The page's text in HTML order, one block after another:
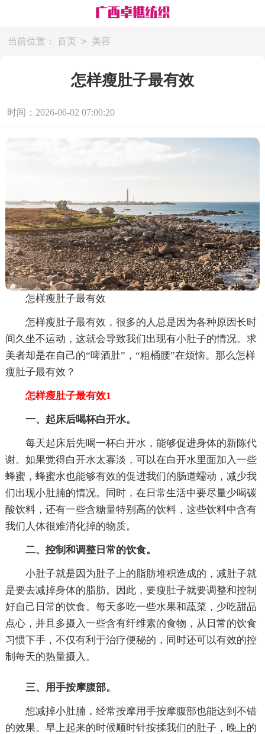
当前位置： 首页 > 美容
怎样瘦肚子最有效
时间：2026-06-02 07:00:20
怎样瘦肚子最有效
怎样瘦肚子最有效，很多的人总是因为各种原因长时
间久坐不运动，这就会导致我们出现有小肚子的情况。求
美者却是在自己的“啤酒肚”，“粗桶腰”在烦恼。那么怎样
瘦肚子最有效？
怎样瘦肚子最有效1
一、起床后喝杯白开水。
每天起床后先喝一杯白开水，能够促进身体的新陈代
谢。如果觉得白开水太寡淡，可以在白开水里面加入一些
蜂蜜，蜂蜜水也能够有效的促进我们的肠道蠕动，减少我
们出现小肚腩的情况。同时，在日常生活中要尽量少喝碳
酸饮料，还有一些含糖量特别高的饮料，这些饮料中含有
我们人体很难消化掉的物质。
二、控制和调整日常的饮食。
小肚子就是因为肚子上的脂肪堆积造成的，减肚子就
是要去减掉身体的脂肪。因此，要瘦肚子就要调整和控制
好自己日常的饮食。每天多吃一些水果和蔬菜，少吃甜品
点心，并且多摄入一些含有纤维素的食物，从日常的饮食
习惯下手，不仅有利于治疗便秘的，同时还可以有效的控
制每天的热量摄入。
三、用手按摩腹部。
想减掉小肚腩，经常按摩用手按摩腹部也能达到不错
的效果。早上起来的时候顺时针按揉我们的肚子，晚上的